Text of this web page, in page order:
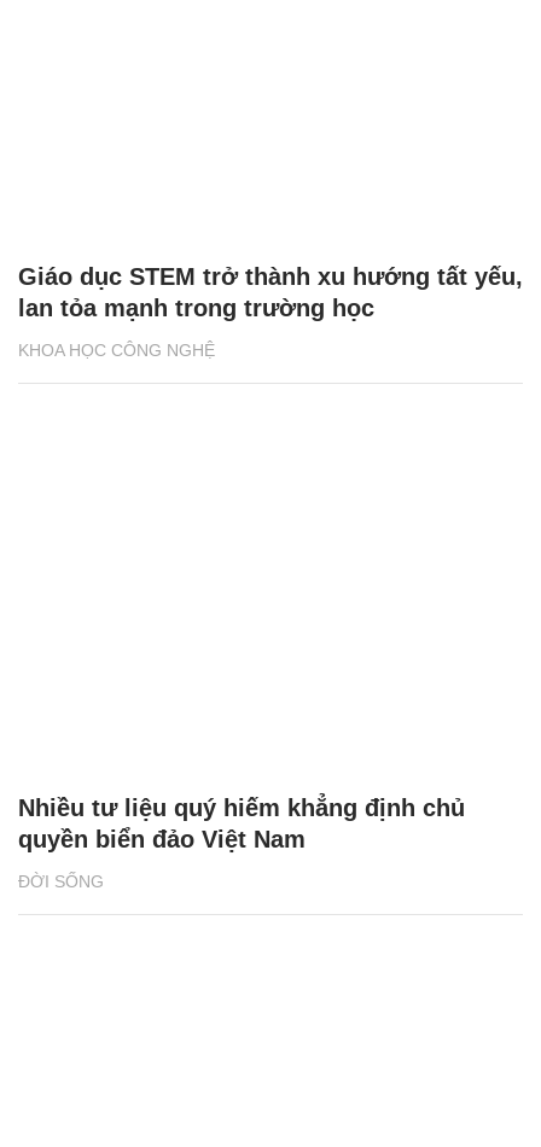
KHOA HỌC CÔNG NGHỆ
Giáo dục STEM trở thành xu hướng tất yếu,
lan tỏa mạnh trong trường học
ĐỜI SỐNG
Nhiều tư liệu quý hiếm khẳng định chủ
quyền biển đảo Việt Nam